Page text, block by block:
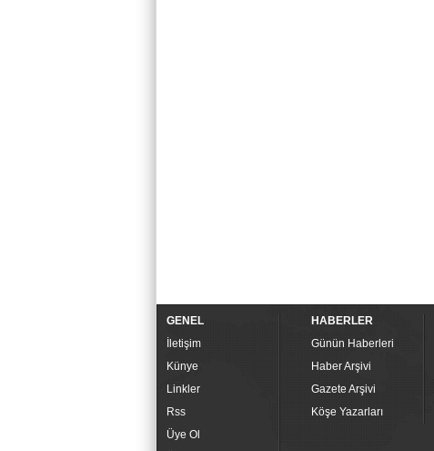
GENEL
İletişim
Künye
Linkler
Rss
Üye Ol
HABERLER
Günün Haberleri
Haber Arşivi
Gazete Arşivi
Köşe Yazarları